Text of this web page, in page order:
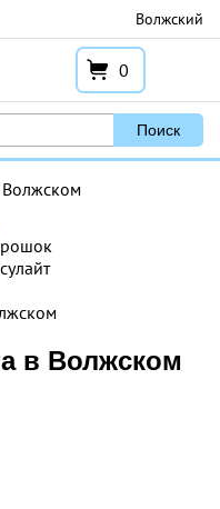
Волжский
0
Поиск
в Волжском